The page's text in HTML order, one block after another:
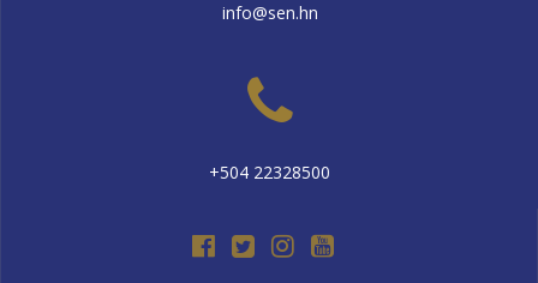
info@sen.hn
+504 22328500